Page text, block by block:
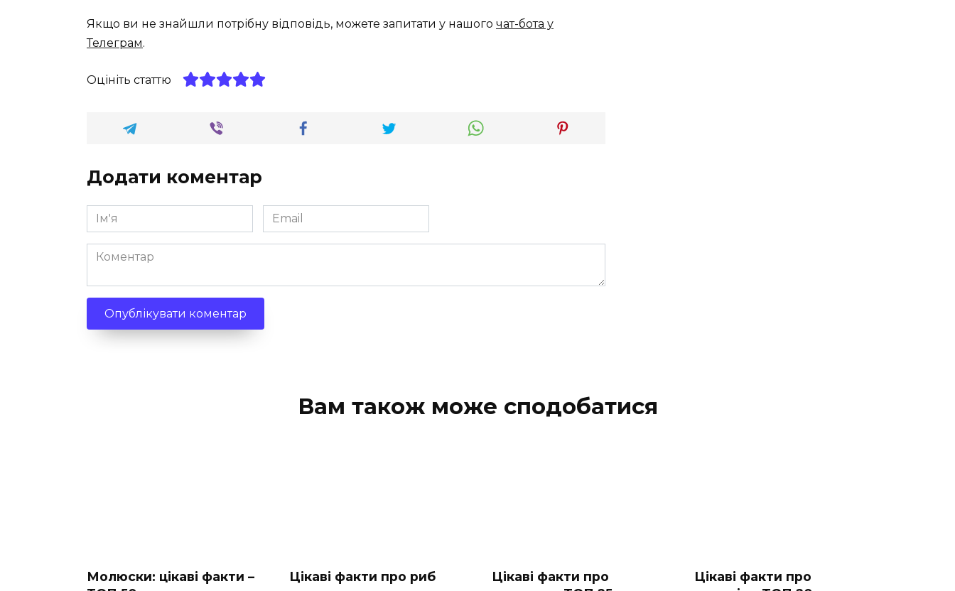
Якщо ви не знайшли потрібну відповідь, можете запитати у нашого чат-бота у
Телеграм.
Оцініть статтю
Додати коментар
Ім'я
*
Email
*
Коментар
Вам також може сподобатися
Молюски: цікаві факти –
Цікаві факти про риб
Цікаві факти про
Цікаві факти про